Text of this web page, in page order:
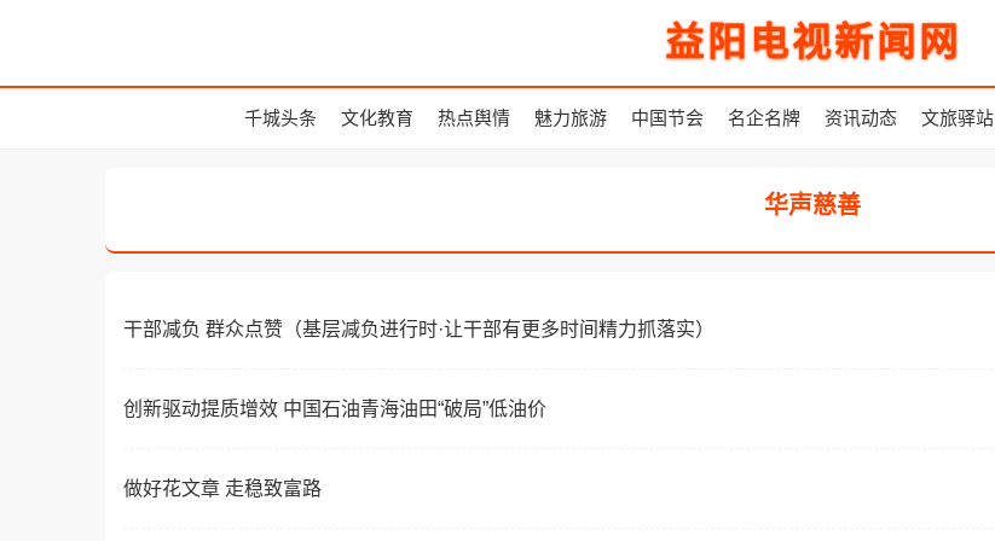
益阳电视新闻网
千城头条 文化教育 热点舆情 魅力旅游 中国节会 名企名牌 资讯动态 文旅驿站
华声慈善
干部减负 群众点赞（基层减负进行时·让干部有更多时间精力抓落实）
创新驱动提质增效 中国石油青海油田“破局”低油价
做好花文章 走稳致富路